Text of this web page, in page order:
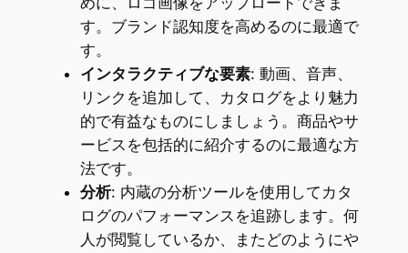
す。ブランド認知度を高めるのに最適で
す。
インタラクティブな要素: 動画、音声、
リンクを追加して、カタログをより魅力
的で有益なものにしましょう。商品やサ
ービスを包括的に紹介するのに最適な方
法です。
分析: 内蔵の分析ツールを使用してカタ
ログのパフォーマンスを追跡します。何
人が閲覧しているか、またどのようにや